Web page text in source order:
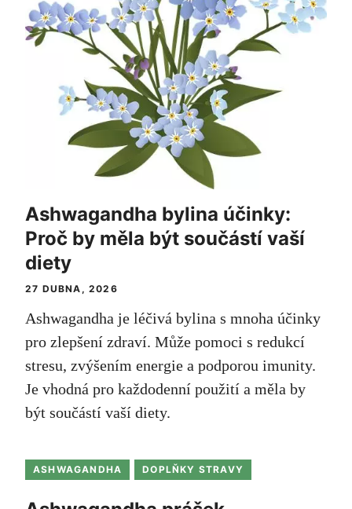
Ashwagandha bylina účinky:
Proč by měla být součástí vaší
diety
27 DUBNA, 2026
Ashwagandha je léčivá bylina s mnoha účinky
pro zlepšení zdraví. Může pomoci s redukcí
stresu, zvýšením energie a podporou imunity.
Je vhodná pro každodenní použití a měla by
být součástí vaší diety.
ASHWAGANDHA DOPLŇKY STRAVY